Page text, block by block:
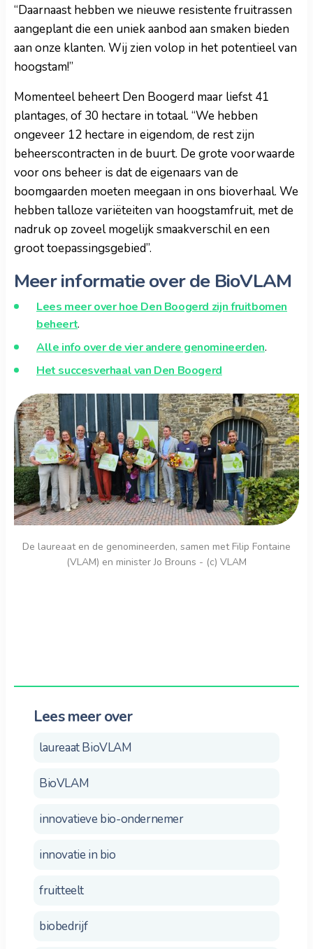
“Daarnaast hebben we nieuwe resistente fruitrassen
aangeplant die een uniek aanbod aan smaken bieden
aan onze klanten. Wij zien volop in het potentieel van
hoogstam!”
Momenteel beheert Den Boogerd maar liefst 41
plantages, of 30 hectare in totaal. “We hebben
ongeveer 12 hectare in eigendom, de rest zijn
beheerscontracten in de buurt. De grote voorwaarde
voor ons beheer is dat de eigenaars van de
boomgaarden moeten meegaan in ons bioverhaal. We
hebben talloze variëteiten van hoogstamfruit, met de
nadruk op zoveel mogelijk smaakverschil en een
groot toepassingsgebied”.
Meer informatie over de BioVLAM
Lees meer over hoe Den Boogerd zijn fruitbomen
beheert.
Alle info over de vier andere genomineerden.
Het succesverhaal van Den Boogerd
De laureaat en de genomineerden, samen met Filip Fontaine
(VLAM) en minister Jo Brouns - (c) VLAM
Lees meer over
laureaat BioVLAM
BioVLAM
innovatieve bio-ondernemer
innovatie in bio
fruitteelt
biobedrijf